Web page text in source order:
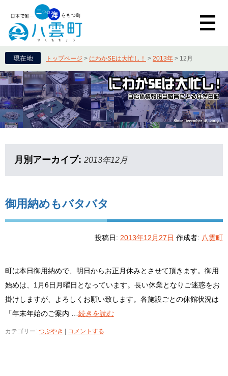
トップページ > にわかSEは大忙し！ > 2013年 > 12月
月別アーカイブ: 2013年12月
御用納めもバタバタ
投稿日: 2013年12月27日 作成者: 八雲町
町は本日御用納めで、明日からお正月休みとさせて頂きます。御用
始めは、1月6日月曜日となっています。長い休業となりご迷惑をお
掛けしますが、よろしくお願い致します。各施設ごとの休館状況は
「年末年始のご案内 … 続きを読む
カテゴリー: つぶやき コメントする